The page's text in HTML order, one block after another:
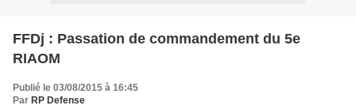
FFDj : Passation de commandement du 5e
RIAOM
Publié le 03/08/2015 à 16:45
Par RP Defense